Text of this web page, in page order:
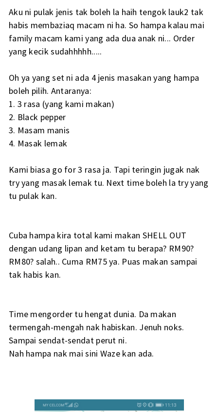
Aku ni pulak jenis tak boleh la haih tengok lauk2 tak
habis membaziaq macam ni ha. So hampa kalau mai
family macam kami yang ada dua anak ni... Order
yang kecik sudahhhhh.....
Oh ya yang set ni ada 4 jenis masakan yang hampa
boleh pilih. Antaranya:
1. 3 rasa (yang kami makan)
2. Black pepper
3. Masam manis
4. Masak lemak
Kami biasa go for 3 rasa ja. Tapi teringin jugak nak
try yang masak lemak tu. Next time boleh la try yang
tu pulak kan.
Cuba hampa kira total kami makan SHELL OUT
dengan udang lipan and ketam tu berapa? RM90?
RM80? salah.. Cuma RM75 ya. Puas makan sampai
tak habis kan.
Time mengorder tu hengat dunia. Da makan
termengah-mengah nak habiskan. Jenuh noks.
Sampai sendat-sendat perut ni.
Nah hampa nak mai sini Waze kan ada.